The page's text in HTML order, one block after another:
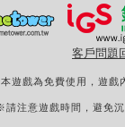
客戶問題
遊戲為免費使用，遊戲
請注意遊戲時間，避免